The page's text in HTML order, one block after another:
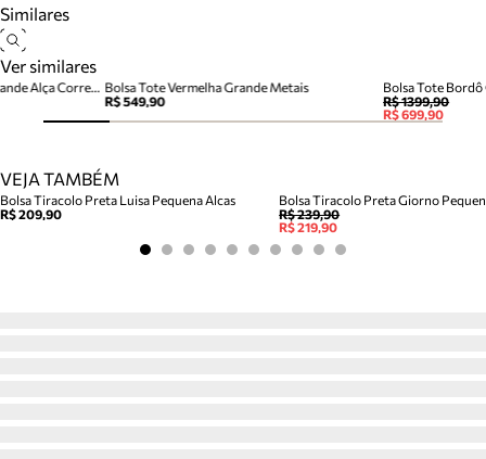
Similares
Ver similares
Bolsa Tote Vermelha Grande Metais
R$ 549,90
Bolsa Tote
R$ 1399,90
R$ 699,90
Bolsa Tote Vermelha Couro Grande Alça Corrente
VEJA TAMBÉM
Bolsa Tiracolo Preta Luisa Pequena Alcas
R$ 209,90
Bolsa Tiracolo Preta Giorno
R$ 239,90
R$ 219,90